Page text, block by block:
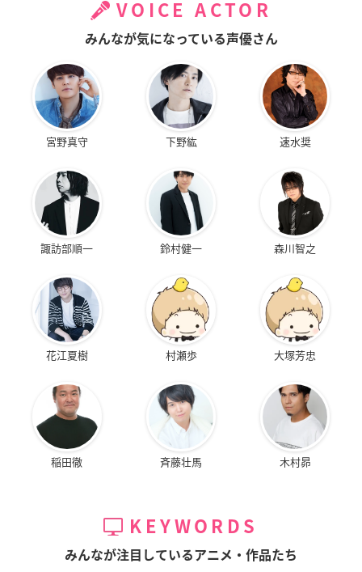
VOICE ACTOR
みんなが気になっている声優さん
宮野真守 下野紘 速水奨
諏訪部順一 鈴村健一 森川智之
花江夏樹 村瀬歩 大塚芳忠
稲田徹 斉藤壮馬 木村昴
KEYWORDS
みんなが注目しているアニメ・作品たち